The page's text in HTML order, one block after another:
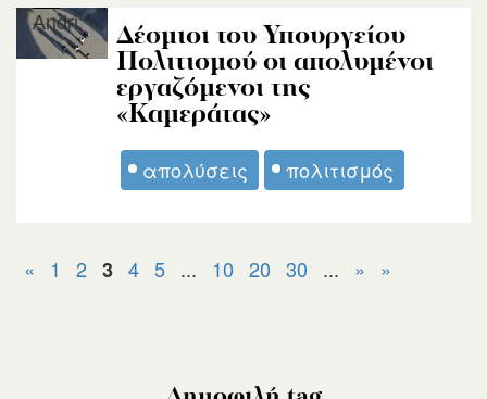
Δέσμιοι του Υπουργείου
Πολιτισμού οι απολυμένοι
εργαζόμενοι της
«Καμεράτας»
απολύσεις πολιτισμός
Andri
« 1 2 3 4 5 ... 10 20 30 ... » »